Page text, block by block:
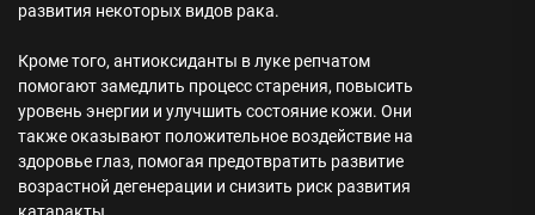
развития некоторых видов рака.
Кроме того, антиоксиданты в луке репчатом
помогают замедлить процесс старения, повысить
уровень энергии и улучшить состояние кожи. Они
также оказывают положительное воздействие на
здоровье глаз, помогая предотвратить развитие
возрастной дегенерации и снизить риск развития